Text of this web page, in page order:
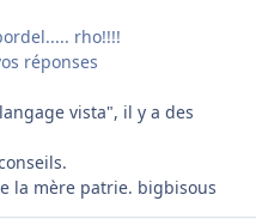
rho!!!!
réponses
vista", il y a des
la mère patrie. bigbisous